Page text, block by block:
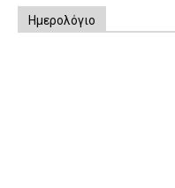
Ημερολόγιο